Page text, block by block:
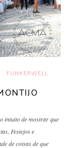
FUNKERWELL
intuito de mostrar que
Festejos e
de coisas de que